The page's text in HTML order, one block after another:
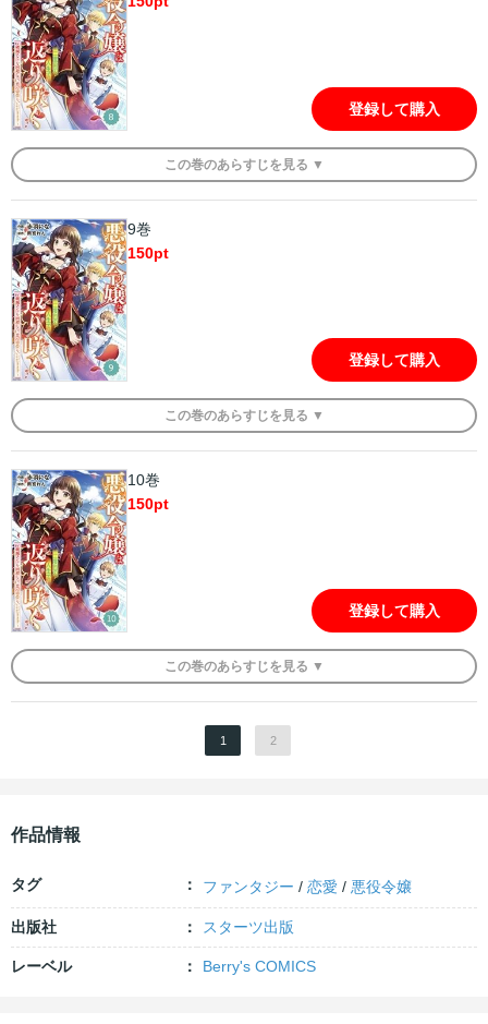
登録して購入
この巻のあらすじを 見る ▼
9巻
150pt
登録して購入
この巻のあらすじを 見る ▼
10巻
150pt
登録して購入
この巻のあらすじを 見る ▼
1 2
作品情報
タグ ファンタジー /恋愛 / 悪役令嬢
出版社 スターツ出版
レーベル Berry's COMICS